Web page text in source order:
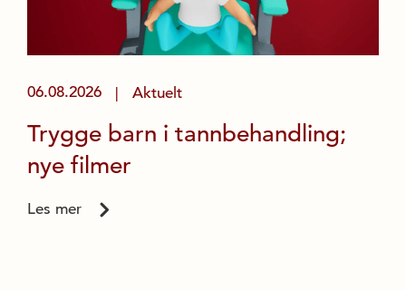
06.08.2026 Aktuelt
Trygge barn i tannbehandling;
nye filmer
Les mer